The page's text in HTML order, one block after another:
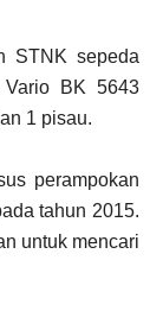
STNK sepeda
BK 5643
1 pisau.
perampokan
tahun 2015.
untuk mencari